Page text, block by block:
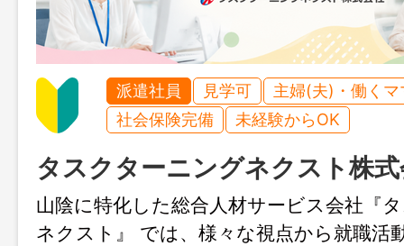
派遣社員 見学可
主婦(夫)・働くマ
社会保険完備
未経験からOK
タスクターニングネクスト株
山陰に特化した総合人材サービス会社『
ネクスト』 では、様々な視点から就職活